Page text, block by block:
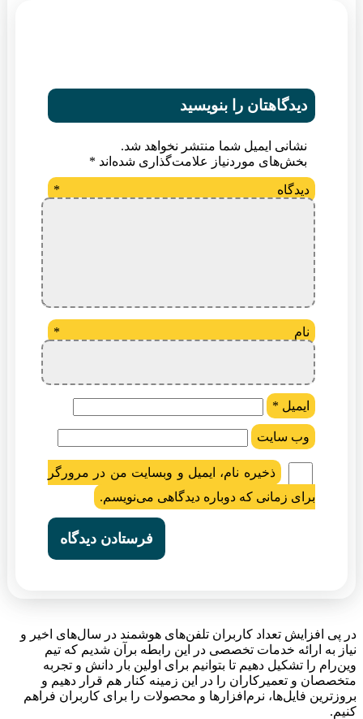
دیدگاهتان را بنویسید
نشانی ایمیل شما منتشر نخواهد شد.
بخش‌های موردنیاز علامت‌گذاری شده‌اند *
دیدگاه *
نام *
ایمیل *
وب‌ سایت
ذخیره نام، ایمیل و وبسایت من در مرورگر
برای زمانی که دوباره دیدگاهی می‌نویسم.
در پی افزایش تعداد کاربران تلفن‌های هوشمند در سال‌های اخیر و
نیاز به ارائه خدمات تخصصی در این رابطه برآن شدیم که تیم
وین‌رام را تشکیل دهیم تا بتوانیم برای اولین بار دانش و تجربه
متخصصان و تعمیرکاران را در این زمینه کنار هم قرار دهیم و
بروزترین فایل‌ها، نرم‌افزارها و محصولات را برای کاربران فراهم
کنیم.